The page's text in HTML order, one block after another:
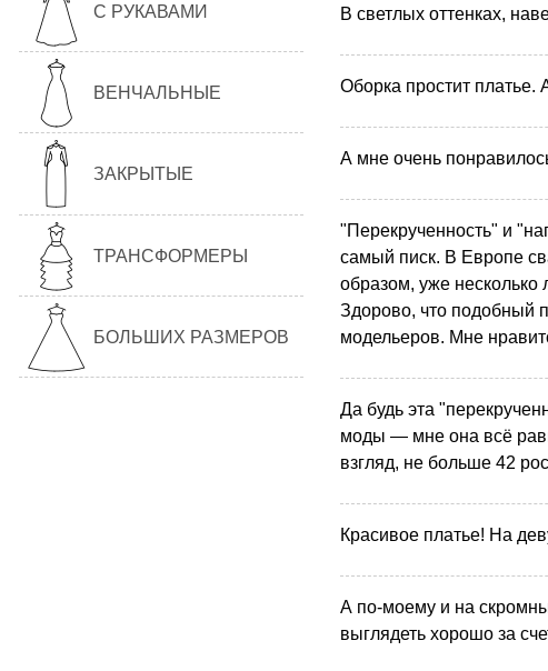
С РУКАВАМИ
ВЕНЧАЛЬНЫЕ
ЗАКРЫТЫЕ
ТРАНСФОРМЕРЫ
БОЛЬШИХ РАЗМЕРОВ
В светлых оттенках,
Оборка простит платье.
А мне очень
"Перекрученность" и
самый писк. В Европе
образом, уже несколько
Здорово, что подобный
модельеров. Мне
Да будь эта
моды — мне она всё
взгляд, не больше 42
Красивое платье! На
А по-моему и на
выглядеть хорошо за